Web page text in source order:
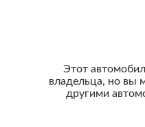
Этот
владельца, но вы
другими